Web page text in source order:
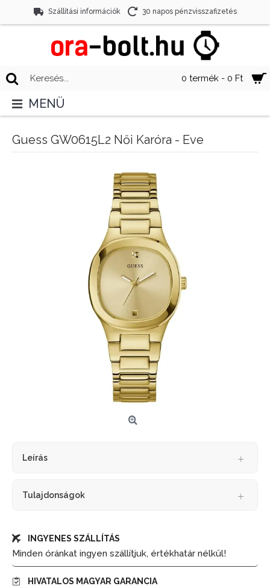
Szállítási információk 30 napos pénzvisszafizetés
0 termék - 0 Ft
MENÜ
Guess GW0615L2 Női Karóra - Eve
Leírás
Tulajdonságok
INGYENES SZÁLLÍTÁS
Minden óránkat ingyen szállítjuk, értékhatár nélkül!
HIVATALOS MAGYAR GARANCIA